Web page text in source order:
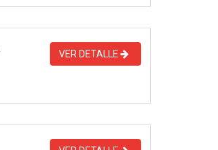
VER DETALLE